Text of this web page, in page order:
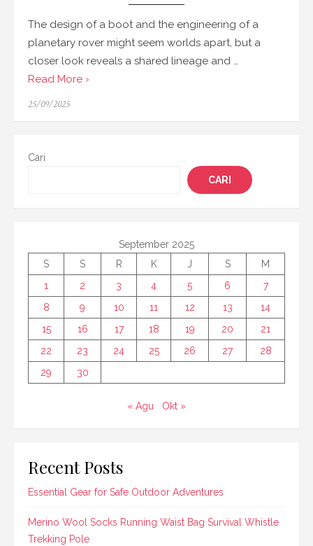
The design of a boot and the engineering of a
planetary rover might seem worlds apart, but a
closer look reveals a shared lineage and …
Read More ›
Posted
25/09/2025
Cari
CARI
September 2025
S
S R K J S
M
1
2 3 4 5 6
7
8
9 10 11 12 13
14
15
16 17 18 19 20
21
22
23 24 25 26 27
28
29
30
« Agu Okt »
Recent Posts
Essential Gear for Safe Outdoor Adventures
Merino Wool Socks Running Waist Bag Survival Whistle
Trekking Pole